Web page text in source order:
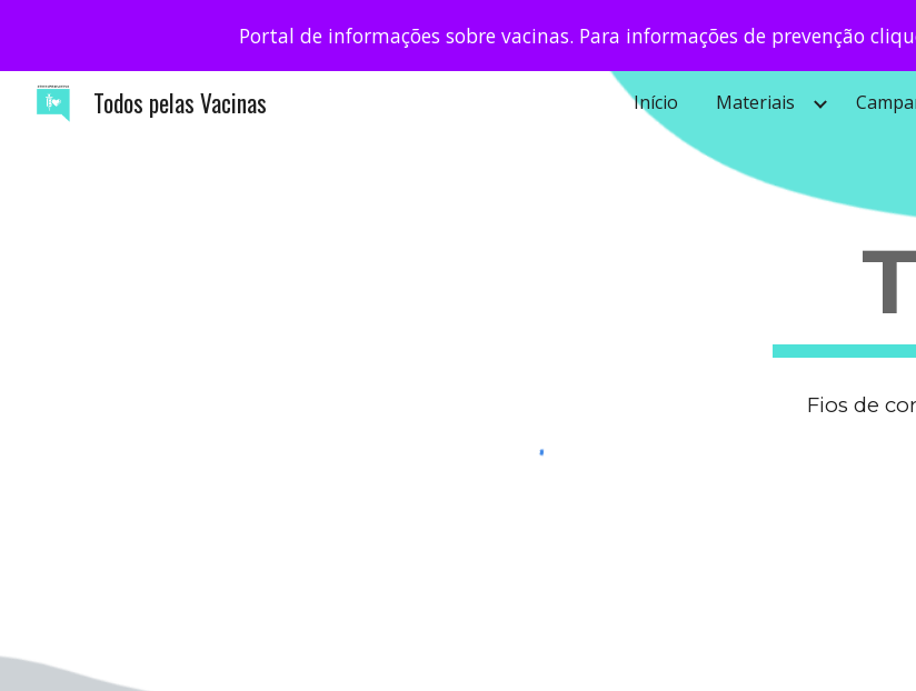
Skip to main content Skip
Portal de informações sobre vacinas. Para informações de prevenção
Todos pelas Vacinas Início Materiais
Fios de